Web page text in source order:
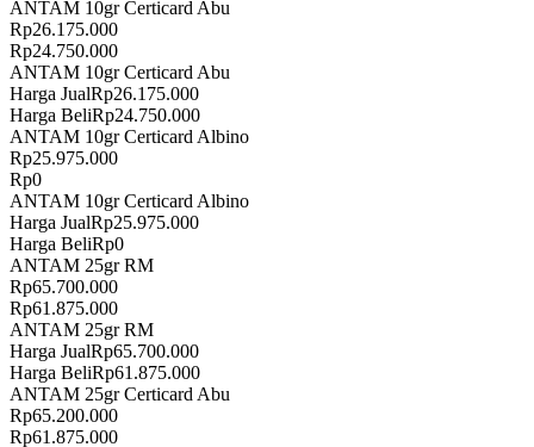
ANTAM 10gr Certicard Abu
Rp26.175.000
Rp24.750.000
ANTAM 10gr Certicard Abu
Harga JualRp26.175.000
Harga BeliRp24.750.000
ANTAM 10gr Certicard Albino
Rp25.975.000
Rp0
ANTAM 10gr Certicard Albino
Harga JualRp25.975.000
Harga BeliRp0
ANTAM 25gr RM
Rp65.700.000
Rp61.875.000
ANTAM 25gr RM
Harga JualRp65.700.000
Harga BeliRp61.875.000
ANTAM 25gr Certicard Abu
Rp65.200.000
Rp61.875.000